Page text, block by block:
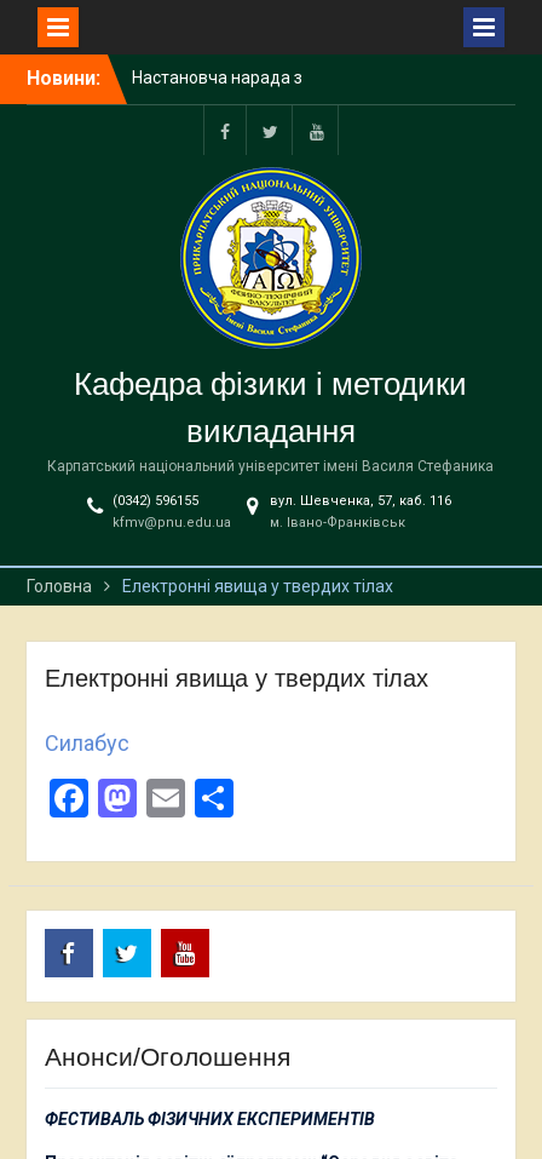
Новини:
Настановча нарада з
виробничої та навчально-
ознайомчої практик
Перший етап захисту
робіт Малої академії наук
Учні Делятинського ліцею
завітали з екскурсією на
фізико-технічний
факультет
FacebookTwitter Youtube
Кафедра фізики і методики
викладання
Карпатський національний університет імені Василя Стефаника
(0342) 596155
kfmv@pnu.edu.ua
вул. Шевченка, 57, каб. 116
м. Івано-Франківськ
Головна Електронні явища у твердих тілах
Електронні явища у твердих тілах
Силабус
Facebook
Mastodon
EmailПоділитися
Анонси/Оголошення
ФЕСТИВАЛЬ ФІЗИЧНИХ ЕКСПЕРИМЕНТІВ